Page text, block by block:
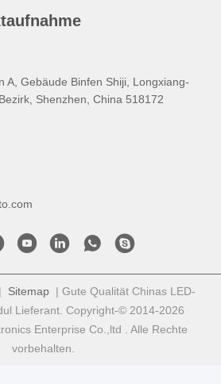
A, Gebäude Binfen Shiji, Longxiang-
Shenzhen, China 518172
| Sitemap| Gute Qualität Chinas LED-
Lieferant. Copyright-© 2014-2026
Enterprise Co.,ltd . Alle Rechte
vorbehalten.